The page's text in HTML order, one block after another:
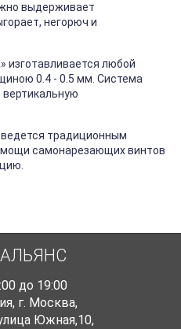
выдерживает
негорюч и
изготавливается любой
0.4 - 0.5 мм. Система
традиционным
самонарезающих винтов
до 19:00
, г. Москва,
Южная,10,